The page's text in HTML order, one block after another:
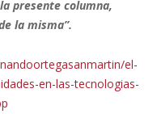
presente columna,
la misma”.
el-
en-las-tecnologias-